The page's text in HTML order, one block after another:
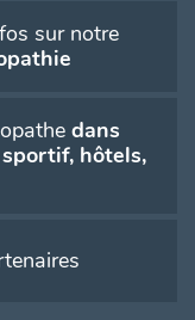
sur notre
dans
hôtels,